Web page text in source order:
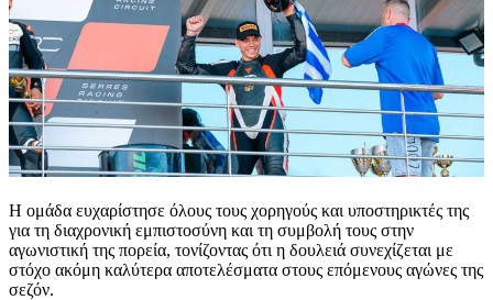
Η ομάδα ευχαρίστησε όλους τους χορηγούς και υποστηρικτές της
για τη διαχρονική εμπιστοσύνη και τη συμβολή τους στην
αγωνιστική της πορεία, τονίζοντας ότι η δουλειά συνεχίζεται με
στόχο ακόμη καλύτερα αποτελέσματα στους επόμενους αγώνες της
σεζόν.